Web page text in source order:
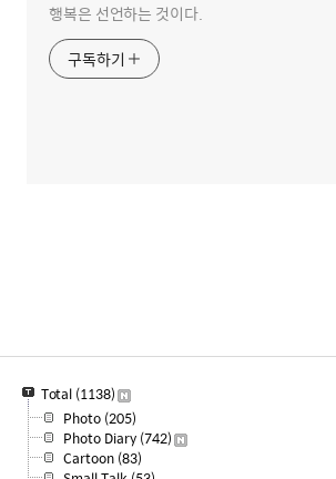
행복은 선언하는 것이다.
구독하기
Total (1138)
Photo (205)
Photo Diary (742)
Cartoon (83)